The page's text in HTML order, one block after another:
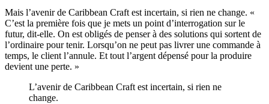
Mais l’avenir de Caribbean Craft est incertain, si rien ne change. «
C’est la première fois que je mets un point d’interrogation sur le
futur, dit-elle. On est obligés de penser à des solutions qui sortent de
l’ordinaire pour tenir. Lorsqu’on ne peut pas livrer une commande à
temps, le client l’annule. Et tout l’argent dépensé pour la produire
devient une perte. »
L’avenir de Caribbean Craft est incertain, si rien ne
change.